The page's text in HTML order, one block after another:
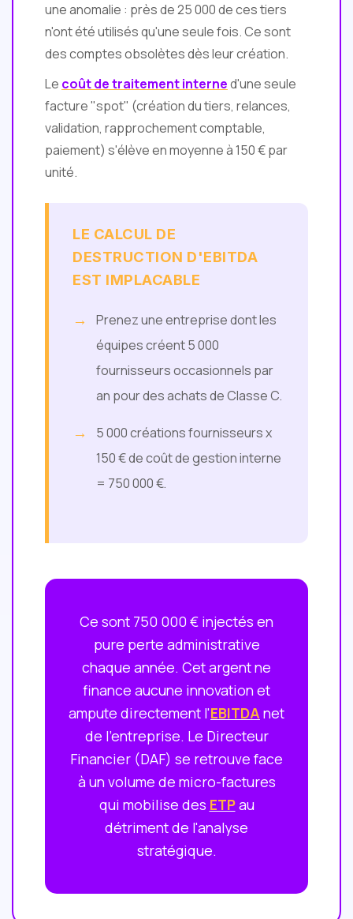
une anomalie : près de 25 000 de ces tiers
n'ont été utilisés qu'une seule fois. Ce sont
des comptes obsolètes dès leur création.
Le coût de traitement interned'une seule
facture "spot" (création du tiers, relances,
validation, rapprochement comptable,
paiement) s'élève en moyenne à 150 € par
unité.
LE CALCUL DE
DESTRUCTION D'EBITDA
EST IMPLACABLE
Prenez une entreprise dont les
équipes créent 5 000
fournisseurs occasionnels par
an pour des achats de Classe C.
5 000 créations fournisseurs x
150 € de coût de gestion interne
= 750 000 €.
Ce sont 750 000 € injectés en
pure perte administrative
chaque année. Cet argent ne
finance aucune innovation et
ampute directement l'EBITDA net
de l'entreprise. Le Directeur
Financier (DAF) se retrouve face
à un volume de micro-factures
qui mobilise des ETPau
détriment de l'analyse
stratégique.